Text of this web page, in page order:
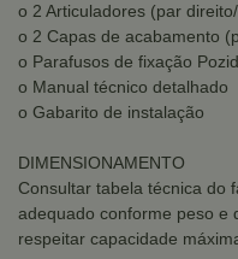
o 2 Articuladores (par
o 2 Capas de acabamento
o Parafusos de fixação
o Manual técnico detalhado
o Gabarito de instalação
DIMENSIONAMENTO
Consultar tabela técnica do
adequado conforme peso e
respeitar capacidade